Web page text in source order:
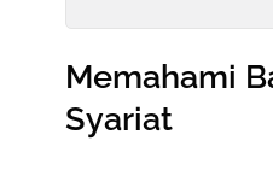
Memahami
Syariat